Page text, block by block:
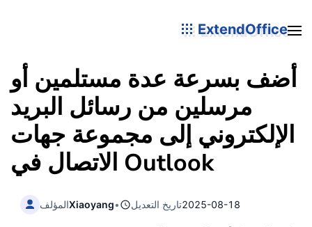
ExtendOffice
أضف بسرعة عدة مستلمين أو
مرسلين من رسائل البريد
الإلكتروني إلى مجموعة جهات
الاتصال في Outlook
المؤلفXiaoyang• تاريخ التعديل2025-08-18